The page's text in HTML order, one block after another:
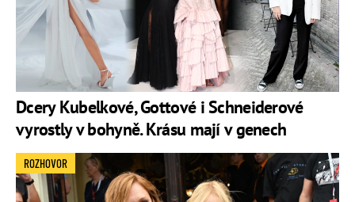
Dcery Kubelkové, Gottové i Schneiderové
vyrostly v bohyně. Krásu mají v genech
ROZHOVOR